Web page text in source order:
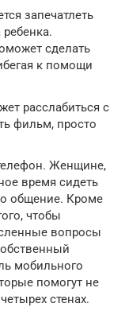
запечатлеть
сделать
к помощи
расслабиться с
фильм, просто
Женщине,
время сидеть
общение. Кроме
чтобы
вопросы
мобильного
помогут не
стенах.